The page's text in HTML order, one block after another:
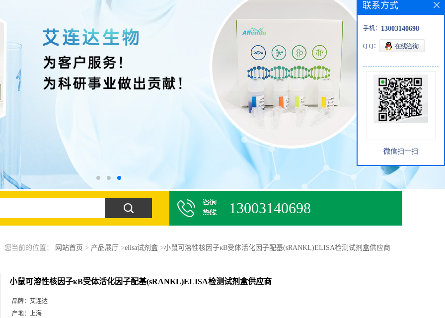
13003140698
您当前的位置： 网站首页 > 产品展厅 >elisa试剂盒>小鼠可溶性核因子κB受体活化因子配基(sRANKL)ELISA检测试剂盒供应商
小鼠可溶性核因子κB受体活化因子配基(sRANKL)ELISA检测试剂盒供应商
品牌： 艾连达
产地： 上海
联系方式
手机： 13003140698
Q Q：
微信扫一扫